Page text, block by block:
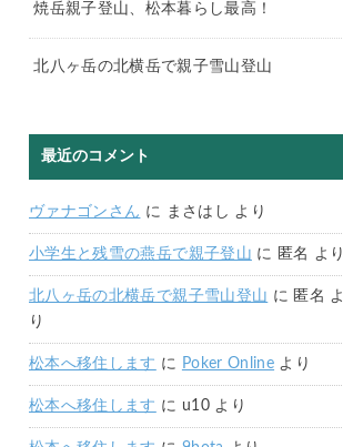
焼岳親子登山、松本暮らし最高！
北八ヶ岳の北横岳で親子雪山登山
最近のコメント
ヴァナゴンさん に まさはし より
小学生と残雪の燕岳で親子登山 に 匿名 より
北八ヶ岳の北横岳で親子雪山登山 に 匿名 よ
り
松本へ移住します に Poker Online より
松本へ移住します に u10より